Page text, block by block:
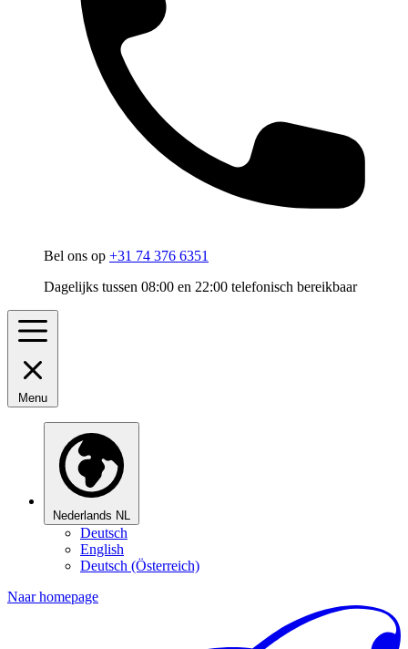
Bel ons op +31 74 376 6351
Dagelijks tussen 08:00 en 22:00 telefonisch bereikbaar
Menu
Nederlands NL
Deutsch
English
Deutsch (Österreich)
Naar homepage